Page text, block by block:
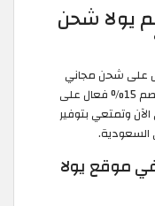
يولا شحن
على شحن مجاني
للطلبات التي تتجاوز 199 ريال، بالإضافة إلى خصم 15% فعال على
وتمتعي بتوفير
موقع يولا